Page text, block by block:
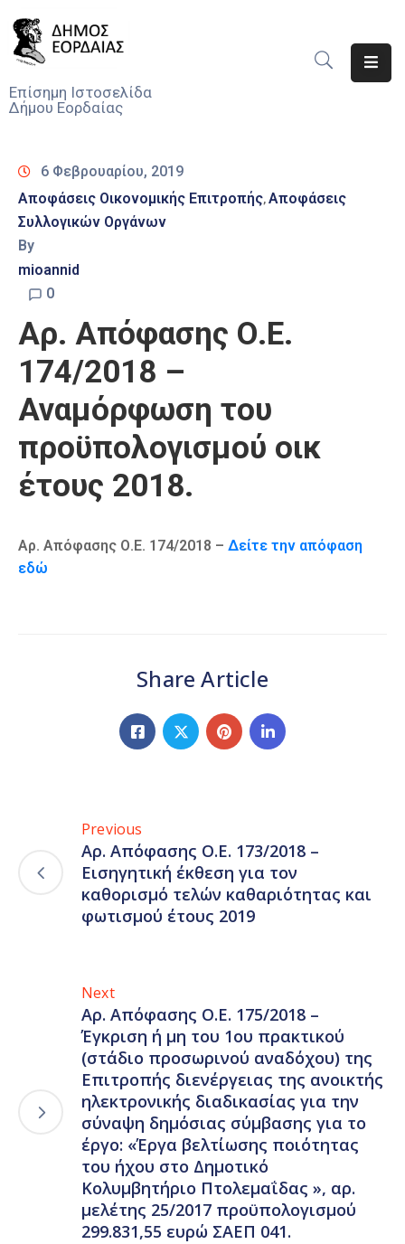
Επίσημη Ιστοσελίδα
Δήμου Εορδαίας
Νέα
Υπηρεσίες
Του
Δήμου
Αποφάσεις
Τηλέφωνα
6 Φεβρουαρίου, 2019
Αποφάσεις Οικονομικής Επιτροπής‚Αποφάσεις
Συλλογικών Οργάνων
By
mioannid
0
Αρ. Απόφασης Ο.Ε.
174/2018 –
Αναμόρφωση του
προϋπολογισμού οικ
έτους 2018.
Αρ. Απόφασης Ο.Ε. 174/2018 – Δείτε την απόφαση
εδώ
Share Article
Previous
Αρ. Απόφασης Ο.Ε. 173/2018 –
Εισηγητική έκθεση για τον
καθορισμό τελών καθαριότητας και
φωτισμού έτους 2019
Next
Αρ. Απόφασης Ο.Ε. 175/2018 –
Έγκριση ή μη του 1ου πρακτικού
(στάδιο προσωρινού αναδόχου) της
Επιτροπής διενέργειας της ανοικτής
ηλεκτρονικής διαδικασίας για την
σύναψη δημόσιας σύμβασης για το
έργο: «Έργα βελτίωσης ποιότητας
του ήχου στο Δημοτικό
Κολυμβητήριο Πτολεμαΐδας », αρ.
μελέτης 25/2017 προϋπολογισμού
299.831,55 ευρώ ΣΑΕΠ 041.